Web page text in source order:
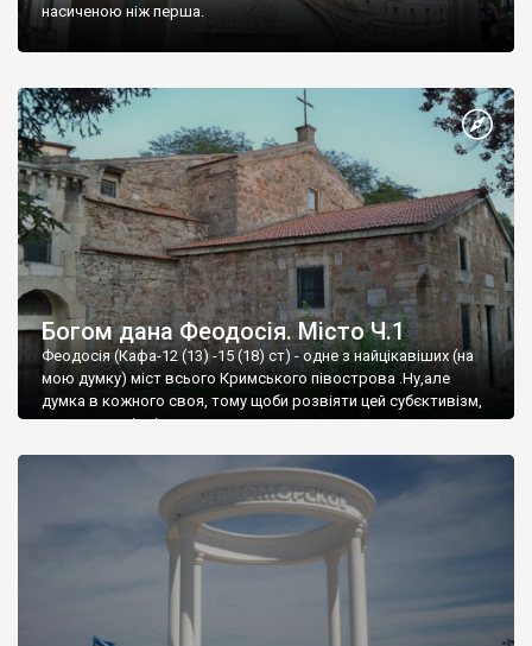
насиченою ніж перша.
Богом дана Феодосія. Місто Ч.1
Феодосія (Кафа-12 (13) -15 (18) ст) - одне з найцікавіших (на
мою думку) міст всього Кримського півострова .Ну,але
думка в кожного своя, тому щоби розвіяти цей субєктивізм,
запрошую відвідати це